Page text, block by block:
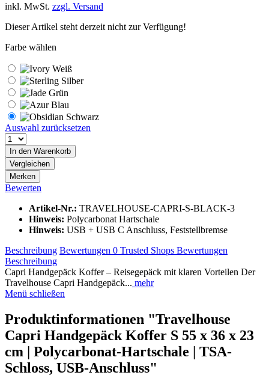
inkl. MwSt. zzgl. Versand
Dieser Artikel steht derzeit nicht zur Verfügung!
Farbe wählen
Auswahl zurücksetzen
In den Warenkorb
Vergleichen
Merken
Bewerten
Artikel-Nr.: TRAVELHOUSE-CAPRI-S-BLACK-3
Hinweis: Polycarbonat Hartschale
Hinweis: USB + USB C Anschluss, Feststellbremse
Beschreibung Bewertungen 0 Trusted Shops Bewertungen
Beschreibung
Capri Handgepäck Koffer – Reisegepäck mit klaren Vorteilen Der
Travelhouse Capri Handgepäck... mehr
Menü schließen
Produktinformationen "Travelhouse
Capri Handgepäck Koffer S 55 x 36 x 23
cm | Polycarbonat-Hartschale | TSA-
Schloss, USB-Anschluss"